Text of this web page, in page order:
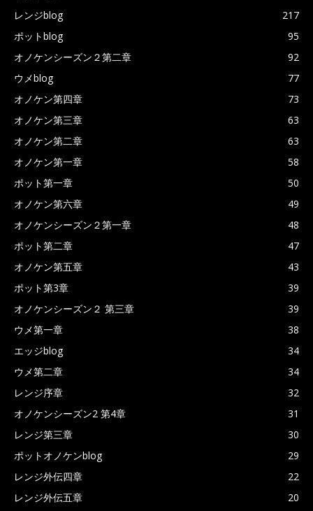
レンジblog
217
ポットblog
95
オノケンシーズン２第二章
92
ウメblog
77
オノケン第四章
73
オノケン第三章
63
オノケン第二章
63
オノケン第一章
58
ポット第一章
50
オノケン第六章
49
オノケンシーズン２第一章
48
ポット第二章
47
オノケン第五章
43
ポット第3章
39
オノケンシーズン２ 第三章
39
ウメ第一章
38
エッジblog
34
ウメ第二章
34
レンジ序章
32
オノケンシーズン2 第4章
31
レンジ第三章
30
ポットオノケンblog
29
レンジ外伝四章
22
レンジ外伝五章
20